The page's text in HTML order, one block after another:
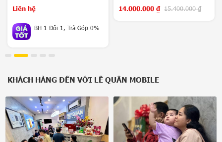
12.600.000
Chip Snap 8 Elte Mạnh
13.900.000₫
10.900.000 ₫
KHÁCH HÀNG ĐẾN VỚI LÊ QUÂN MOBILE